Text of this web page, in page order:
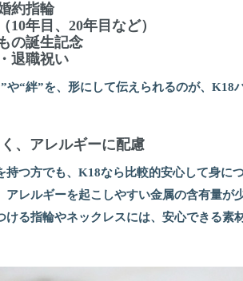
約指輪
10年目、20年目など）
の誕生記念
退職祝い
や“絆”を、形にして伝えられるのが、K18
、アレルギーに配慮
持つ方でも、K18なら比較的安心して身に
アレルギーを起こしやすい金属の含有量が
ける指輪やネックレスには、安心できる素